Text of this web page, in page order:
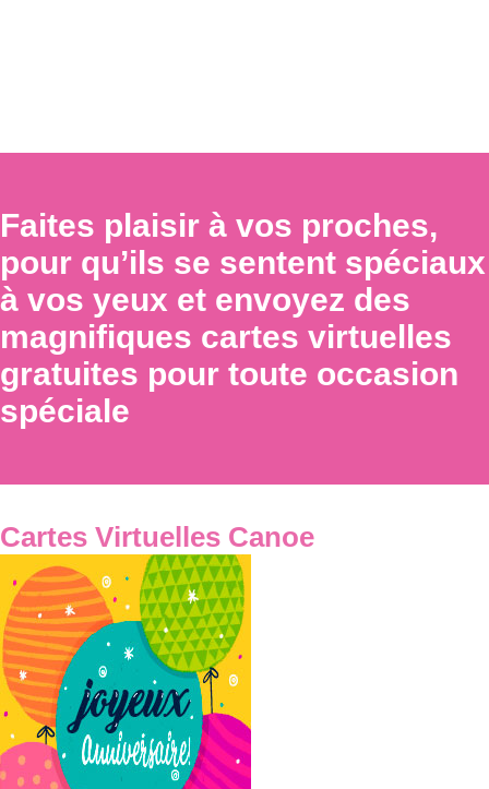
Faites plaisir à vos proches,
pour qu’ils se sentent spéciaux
à vos yeux et envoyez des
magnifiques cartes virtuelles
gratuites pour toute occasion
spéciale
Cartes Virtuelles Canoe